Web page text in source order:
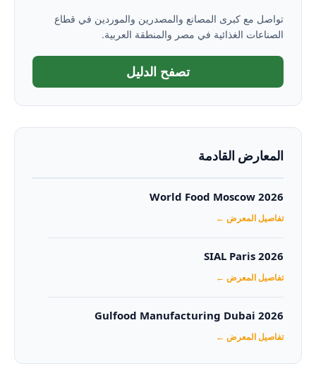
تواصل مع كبرى المصانع والمصدرين والموردين في قطاع
الصناعات الغذائية في مصر والمنطقة العربية.
تصفح الدليل
المعارض القادمة
World Food Moscow 2026
تفاصيل المعرض ←
SIAL Paris 2026
تفاصيل المعرض ←
Gulfood Manufacturing Dubai 2026‏
تفاصيل المعرض ←